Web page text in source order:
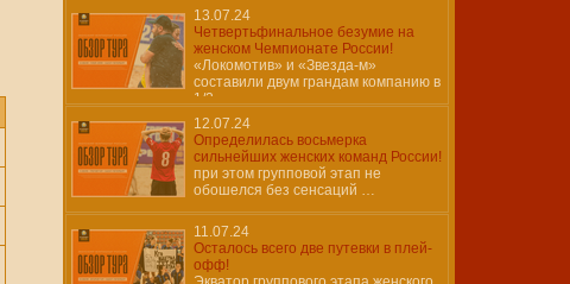
13.07.24
Четвертьфинальное безумие на
женском Чемпионате России!
«Локомотив» и «Звезда-м»
составили двум грандам компанию в
1/2…
12.07.24
Определилась восьмерка
сильнейших женских команд России!
при этом групповой этап не
обошелся без сенсаций …
11.07.24
Осталось всего две путевки в плей-
офф!